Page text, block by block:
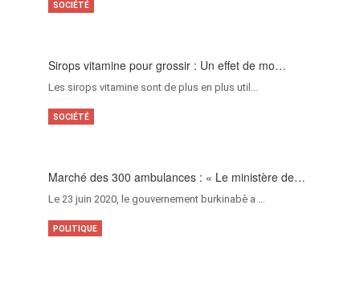
Sirops vitamine pour grossir : Un effet de mo…
Les sirops vitamine sont de plus en plus util…
SOCIÉTÉ
Marché des 300 ambulances : « Le ministère de…
Le 23 juin 2020, le gouvernement burkinabè a …
SOCIÉTÉ
POLITIQUE